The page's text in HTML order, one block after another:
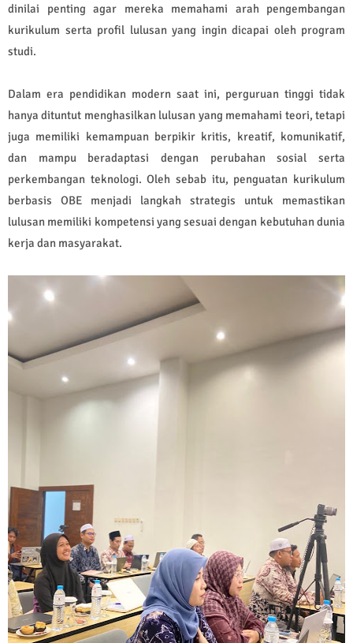
dinilai penting agar mereka memahami arah pengembangan
kurikulum serta profil lulusan yang ingin dicapai oleh program
studi.
Dalam era pendidikan modern saat ini, perguruan tinggi tidak
hanya dituntut menghasilkan lulusan yang memahami teori, tetapi
juga memiliki kemampuan berpikir kritis, kreatif, komunikatif,
dan mampu beradaptasi dengan perubahan sosial serta
perkembangan teknologi. Oleh sebab itu, penguatan kurikulum
berbasis OBE menjadi langkah strategis untuk memastikan
lulusan memiliki kompetensi yang sesuai dengan kebutuhan dunia
kerja dan masyarakat.